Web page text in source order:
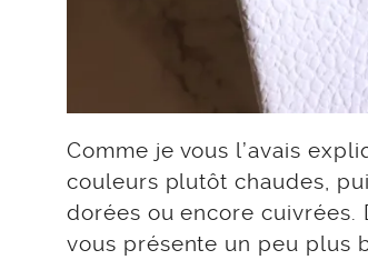
Comme je vous l’avais
couleurs plutôt chaudes,
dorées ou encore cuivrées.
vous présente un peu plus